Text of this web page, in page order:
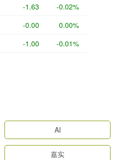
-1.63 -0.02%
-0.00 0.00%
-1.00 -0.01%
AI
嘉实